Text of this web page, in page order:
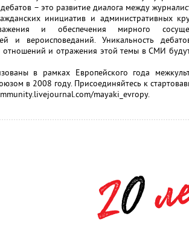
– это развитие диалога между
инициатив и административных
и обеспечения мирного
и вероисповеданий. Уникальность
отношений и отражения этой темы в СМИ
в рамках Европейского года
в 2008 году. Присоединяйтесь к
mayaki_evropy.